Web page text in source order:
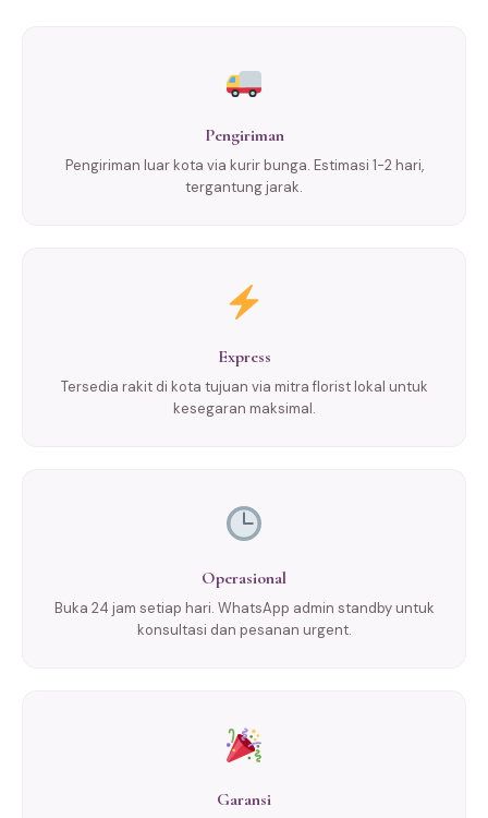
Pengiriman
Pengiriman luar kota via kurir bunga. Estimasi 1-2 hari,
tergantung jarak.
Express
Tersedia rakit di kota tujuan via mitra florist lokal untuk
kesegaran maksimal.
Operasional
Buka 24 jam setiap hari. WhatsApp admin standby untuk
konsultasi dan pesanan urgent.
Garansi